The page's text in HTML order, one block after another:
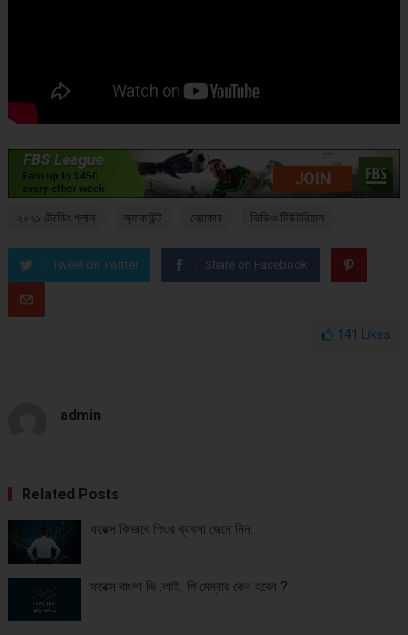
২০২১ ট্রেডিং প্লান অ্যাকাউন্ট ব্রোকার ভিডিও টিউটরিয়াল
Tweet on Twitter Share on Facebook
141 Likes
admin
Related Posts
ফরেক্স কিভাবে পিওর ব্যবসা জেনে নিন.
ফরেক্স বাংলা ভি .আই. পি মেম্বার কেন হবেন ?